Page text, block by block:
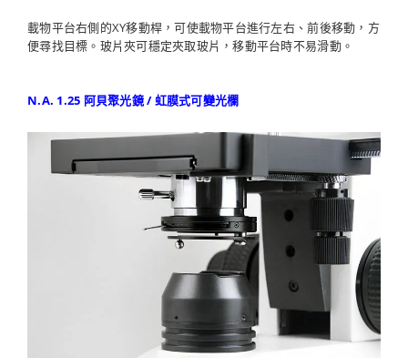
載物平台右側的XY移動桿，可使載物平台進行左右、前後移動，方
便尋找目標。玻片夾可穩定夾取玻片，移動平台時不易滑動。
N.A. 1.25 阿貝聚光鏡 / 虹膜式可變光欄